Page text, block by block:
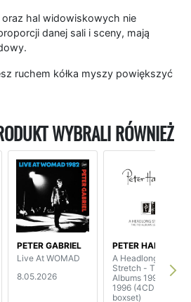
hal widowiskowych nie
danej sali i sceny, mają
ruchem kółka myszy powiększyć
WYBRALI RÓWNIEŻ
PETER GABRIEL
Live At WOMAD
8.05.2026
PETER HAMMILL
A Headlong
Stretch - The Fie!
Albums 1992-
1996 (4CD
boxset)